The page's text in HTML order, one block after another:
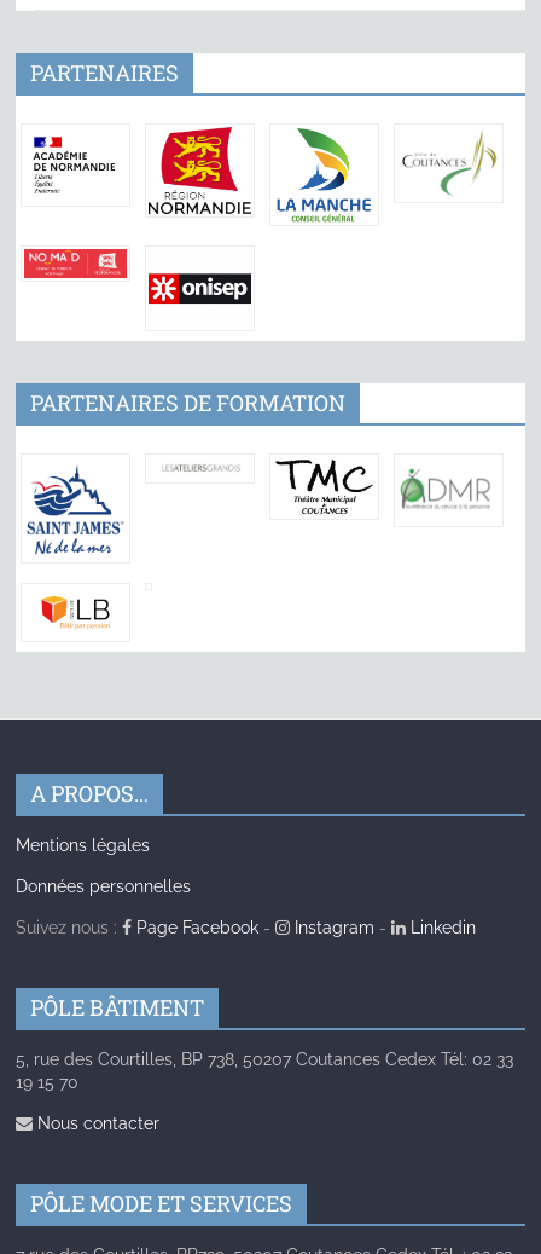
PARTENAIRES
PARTENAIRES DE FORMATION
A PROPOS…
Mentions légales
Données personnelles
Suivez nous : Page Facebook - Instagram - Linkedin
PÔLE BÂTIMENT
5, rue des Courtilles, BP 738, 50207 Coutances Cedex Tél: 02 33
19 15 70
Nous contacter
PÔLE MODE ET SERVICES